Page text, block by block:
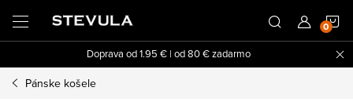
obsah
Doprava od 1.95 € | od 80 € zadarmo
Pánske košele